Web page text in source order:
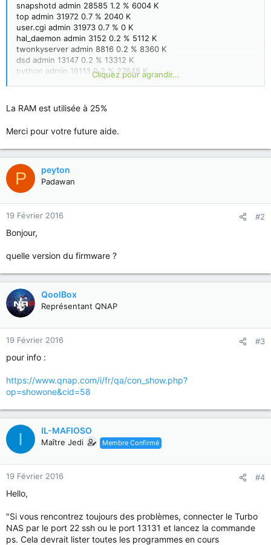
snapshotd admin 28585 1.2 % 6004 K
top admin 31972 0.7 % 2040 K
user.cgi admin 31973 0.7 % 0 K
hal_daemon admin 3152 0.2 % 5112 K
twonkyserver admin 8816 0.2 % 8360 K
dsd admin 13147 0.2 % 13312 K
python admin 16113 0.2 % 27648 K
wdd admin 16967 0.2 % 1896 K
init admin 1 0 % 1504 K
python admin 931 0 % 14336 K
mytranscodesvr admin 1082 0 % 14336 K
tutk_agent admin 1116 0 % 9100 K
Cliquez pour agrandir...
La RAM est utilisée à 25%
Merci pour votre future aide.
P peyton
Padawan
19 Février 2016 #2
Bonjour,
quelle version du firmware ?
QoolBox
Représentant QNAP
19 Février 2016 #3
pour info :
https://www.qnap.com/i/fr/qa/con_show.php?
op=showone&cid=58
I IL-MAFIOSO
Maître Jedi Membre Confirmé
19 Février 2016 #4
Hello,
"Si vous rencontrez toujours des problèmes, connecter le Turbo
NAS par le port 22 ssh ou le port 13131 et lancez la commande
ps. Cela devrait lister toutes les programmes en cours